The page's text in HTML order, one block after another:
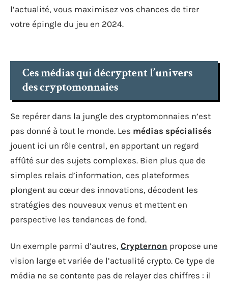
l’actualité, vous maximisez vos chances de tirer
votre épingle du jeu en 2024.
Ces médias qui décryptent l’univers
des cryptomonnaies
Se repérer dans la jungle des cryptomonnaies n’est
pas donné à tout le monde. Les médias spécialisés
jouent ici un rôle central, en apportant un regard
affûté sur des sujets complexes. Bien plus que de
simples relais d’information, ces plateformes
plongent au cœur des innovations, décodent les
stratégies des nouveaux venus et mettent en
perspective les tendances de fond.
Un exemple parmi d’autres, Crypternon propose une
vision large et variée de l’actualité crypto. Ce type de
média ne se contente pas de relayer des chiffres : il